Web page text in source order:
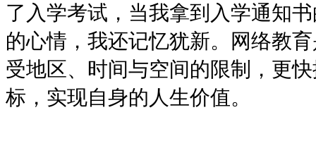
了入学考试，当我拿到入学通知
的心情，我还记忆犹新。网络教
受地区、时间与空间的限制，更
标，实现自身的人生价值。